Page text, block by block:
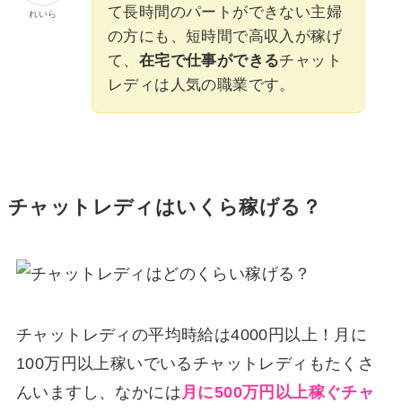
れいら
て長時間のパートができない主婦
の方にも、短時間で高収入が稼げ
て、 在宅で仕事ができるチャット
レディは人気の職業です。
チャットレディはいくら稼げる？
チャットレディの平均時給は4000円以上！月に
100万円以上稼いでいるチャットレディもたくさ
んいますし、なかには 月に500万円以上稼ぐチャ